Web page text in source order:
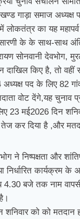
गाड़ा समाज
लोकतंत्र का यह
के के साथ-साथ
सोनवानी देवभोग,
दाखिल किए है, तो
पद के लिए 82
वोट देंगे,यह
23 मई2026 दिन
तेज कर दिया है ,और
ने निष्पक्षता और
कार्यक्रम के
बजे तक नाम
शनिवार को को